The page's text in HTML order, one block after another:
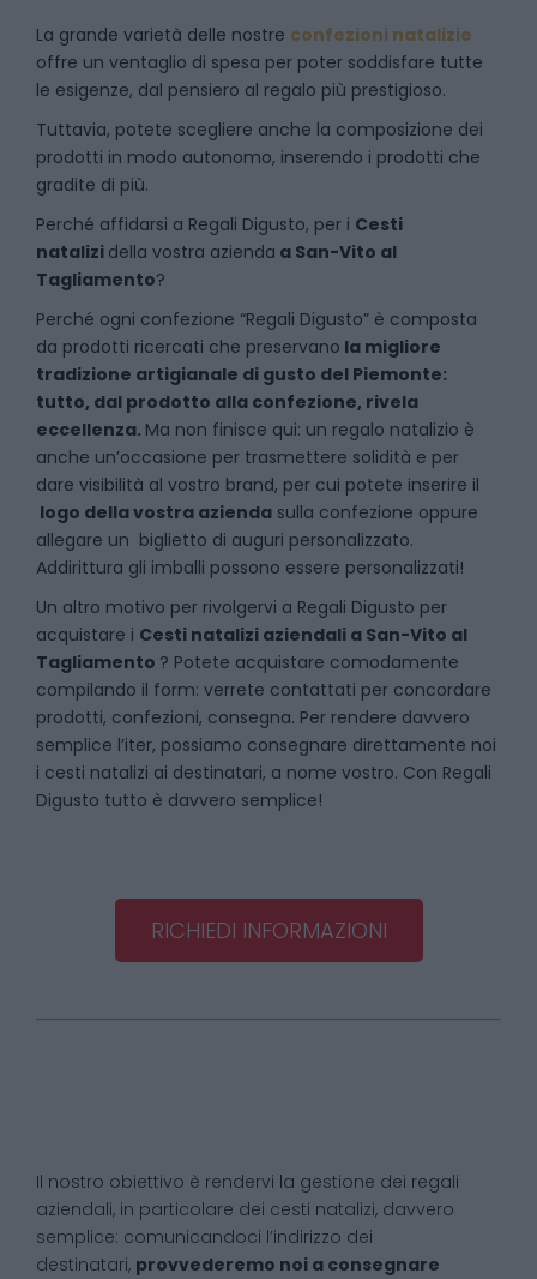
La grande varietà delle nostre confezioni natalizie
offre un ventaglio di spesa per poter soddisfare tutte
le esigenze, dal pensiero al regalo più prestigioso.
Tuttavia, potete scegliere anche la composizione dei
prodotti in modo autonomo, inserendo i prodotti che
gradite di più.
Perché affidarsi a Regali Digusto, per i Cesti
natalizi della vostra azienda a San-Vito al
Tagliamento?
Perché ogni confezione “Regali Digusto” è composta
da prodotti ricercati che preservano la migliore
tradizione artigianale di gusto del Piemonte:
tutto, dal prodotto alla confezione, rivela
eccellenza. Ma non finisce qui: un regalo natalizio è
anche un’occasione per trasmettere solidità e per
dare visibilità al vostro brand, per cui potete inserire il
logo della vostra azienda sulla confezione oppure
allegare un biglietto di auguri personalizzato.
Addirittura gli imballi possono essere personalizzati!
Un altro motivo per rivolgervi a Regali Digusto per
acquistare i Cesti natalizi aziendali a San-Vito al
Tagliamento ? Potete acquistare comodamente
compilando il form: verrete contattati per concordare
prodotti, confezioni, consegna. Per rendere davvero
semplice l’iter, possiamo consegnare direttamente noi
i cesti natalizi ai destinatari, a nome vostro. Con Regali
Digusto tutto è davvero semplice!
RICHIEDI INFORMAZIONI
Il nostro obiettivo è rendervi la gestione dei regali
aziendali, in particolare dei cesti natalizi, davvero
semplice: comunicandoci l’indirizzo dei
destinatari, provvederemo noi a consegnare